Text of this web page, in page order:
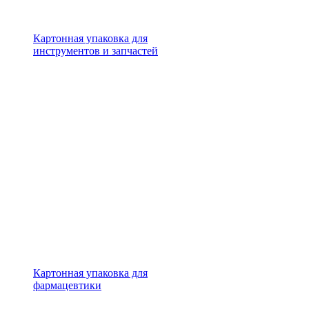
Картонная упаковка для
инструментов и запчастей
Картонная упаковка для
фармацевтики